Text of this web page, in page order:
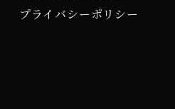
プライバシーポリシー